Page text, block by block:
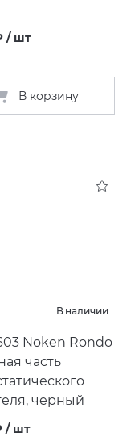
/ шт
В корзину
В наличии
Noken Rondo
часть
черный
/ шт